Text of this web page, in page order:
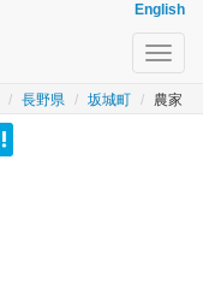
English
長野県 坂城町 農家